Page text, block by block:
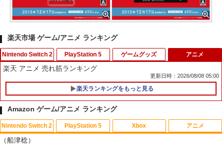
楽天市場 ゲーム/アニメ ランキング
Nintendo Switch 2
1
カードケース 24枚収納 for Nintendo S
witch 2 Pixel - 緑 -
￥1,580
PlayStation 5
1
[メール便OK]【新品】【PS5】MotoGP
24［PS5版］[在庫品]
￥920
ゲームグッズ アニメ
楽天 アニメ 売れ筋ランキング
更新日時：2026/08/08 05:00
楽天ランキングをもっと見る
Amazon ゲーム/アニメ ランキング
Nintendo Switch 2 PlayStation 5 Xbox アニメ
（船津稔）